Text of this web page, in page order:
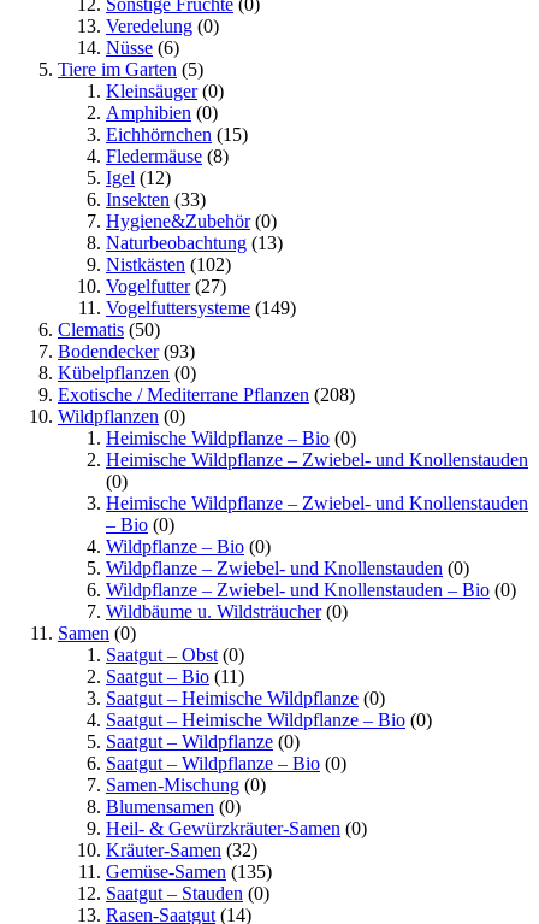
Veredelung (0)
Nüsse (6)
Tiere im Garten (5)
Kleinsäuger(0)
Amphibien (0)
Eichhörnchen (15)
Fledermäuse (8)
Igel (12)
Insekten (33)
Hygiene&Zubehör(0)
Naturbeobachtung (13)
Nistkästen (102)
Vogelfutter(27)
Vogelfuttersysteme (149)
Clematis (50)
Bodendecker(93)
Kübelpflanzen (0)
Exotische / Mediterrane Pflanzen (208)
Wildpflanzen (0)
Heimische Wildpflanze – Bio (0)
Heimische Wildpflanze – Zwiebel- und Knollenstauden
(0)
Heimische Wildpflanze – Zwiebel- und Knollenstauden
– Bio (0)
Wildpflanze – Bio (0)
Wildpflanze – Zwiebel- und Knollenstauden (0)
Wildpflanze – Zwiebel- und Knollenstauden – Bio (0)
Wildbäume u. Wildsträucher(0)
Samen (0)
Saatgut – Obst (0)
Saatgut – Bio (11)
Saatgut – Heimische Wildpflanze (0)
Saatgut – Heimische Wildpflanze – Bio (0)
Saatgut – Wildpflanze (0)
Saatgut – Wildpflanze – Bio (0)
Samen-Mischung (0)
Blumensamen (0)
Heil- & Gewürzkräuter-Samen (0)
Kräuter-Samen (32)
Gemüse-Samen (135)
Saatgut – Stauden (0)
Rasen-Saatgut (14)